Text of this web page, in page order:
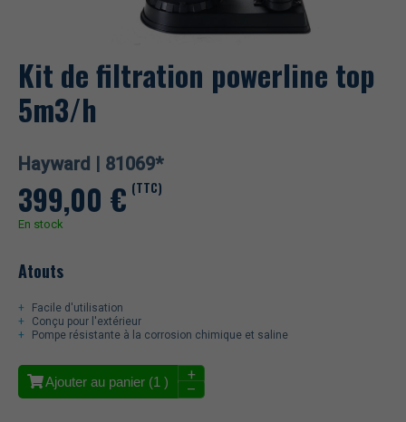
Kit de filtration powerline top
5m3/h
Hayward | 81069*
399,00 € (TTC)
En stock
Atouts
Facile d'utilisation
Conçu pour l'extérieur
Pompe résistante à la corrosion chimique et saline
Ajouter au panier (1 )
+
–